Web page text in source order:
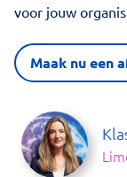
voor jouw
Maak nu een